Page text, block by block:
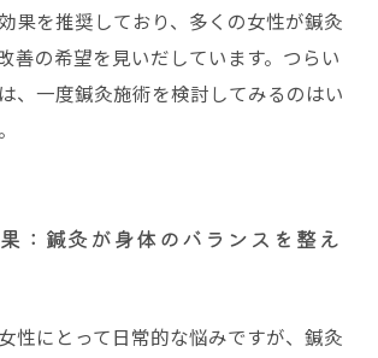
果を推奨しており、多くの女性が鍼灸
善の希望を見いだしています。つらい
、一度鍼灸施術を検討してみるのはい
：鍼灸が身体のバランスを整え
性にとって日常的な悩みですが、鍼灸